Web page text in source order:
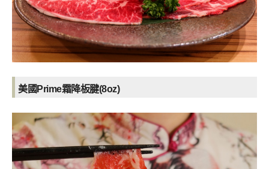
美國Prime霜降板腱(8oz)